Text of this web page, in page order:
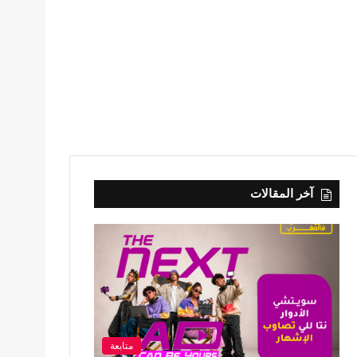
آخر المقالات
متابعة